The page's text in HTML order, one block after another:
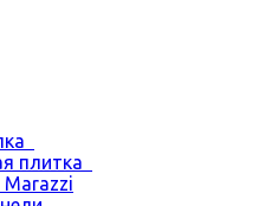
плитка
Marazzi